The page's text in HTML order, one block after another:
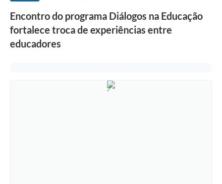
Encontro do programa Diálogos na Educação
fortalece troca de experiências entre
educadores